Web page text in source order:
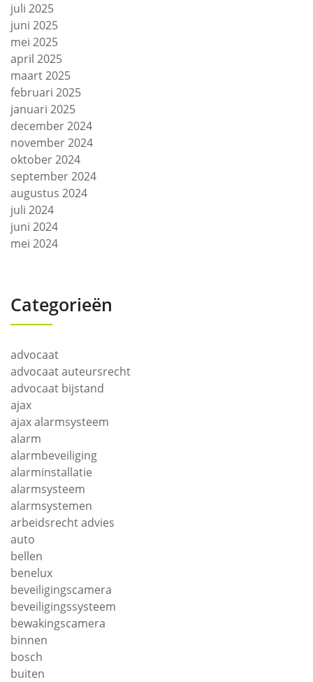
juli 2025
juni 2025
mei 2025
april 2025
maart 2025
februari 2025
januari 2025
december 2024
november 2024
oktober 2024
september 2024
augustus 2024
juli 2024
juni 2024
mei 2024
Categorieën
advocaat
advocaat auteursrecht
advocaat bijstand
ajax
ajax alarmsysteem
alarm
alarmbeveiliging
alarminstallatie
alarmsysteem
alarmsystemen
arbeidsrecht advies
auto
bellen
benelux
beveiligingscamera
beveiligingssysteem
bewakingscamera
binnen
bosch
buiten